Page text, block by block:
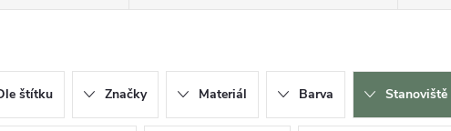
štítku Značky Materiál Barva Stanoviště